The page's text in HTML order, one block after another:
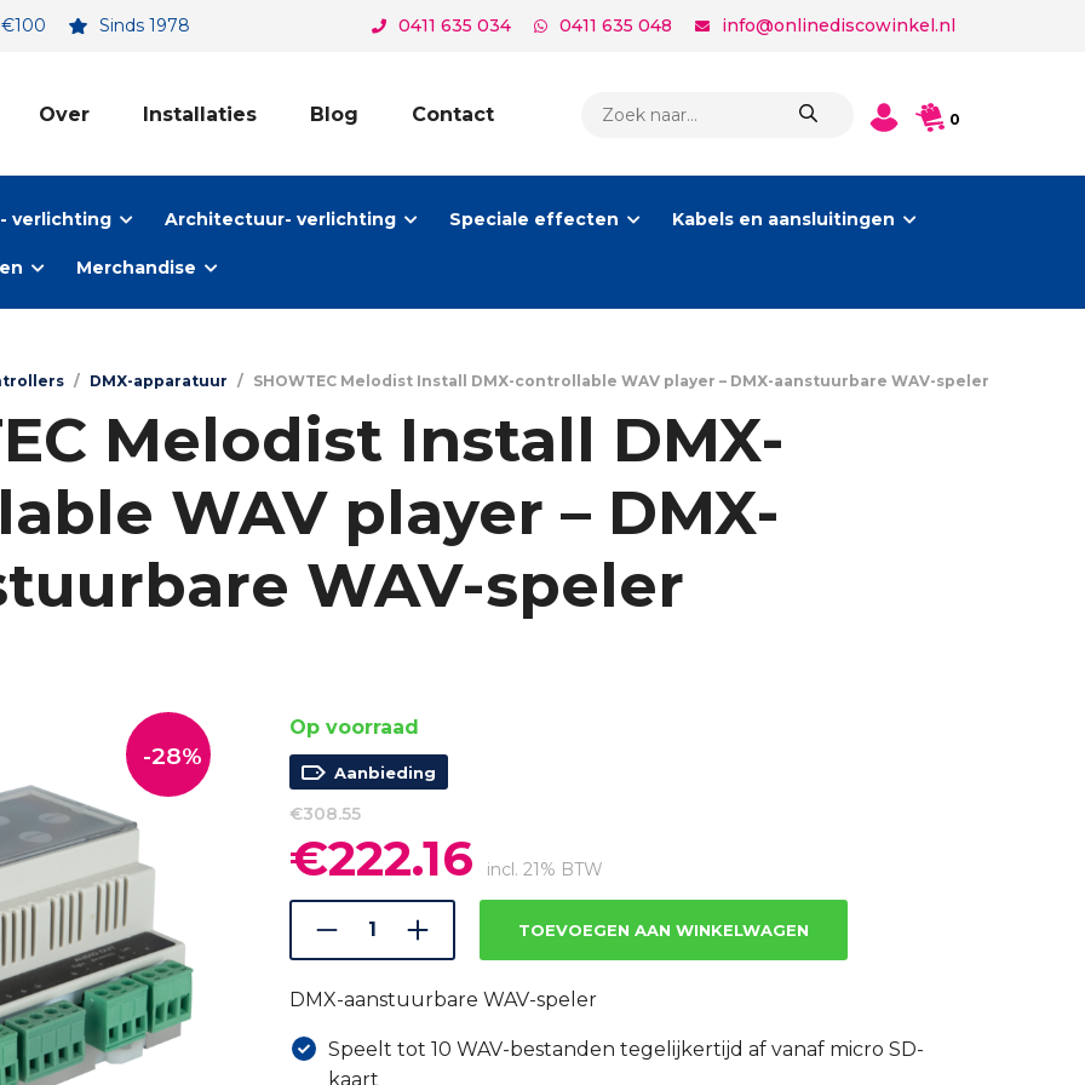
Sinds 1978 0411 635 034 0411 635 048 info@onlinediscowinkel.nl
Over Installaties Blog Contact
ZOEKEN
0
verlichting Architectuur- verlichting Speciale effecten Kabels en aansluitingen
Merchandise
/ DMX-apparatuur / SHOWTEC Melodist Install DMX-controllable WAV player – DMX-aanstuurbare WAV-speler
Melodist Install DMX-
WAV player – DMX-
WAV-speler
-28%
Op voorraad
Aanbieding
€308.55
Oorspronkelijke
prijs
was:
€308.55.
€222.16 prijs
is:
€222.16.
incl. 21% BTW
TOEVOEGEN AAN WINKELWAGEN
DMX-aanstuurbare WAV-speler
Speelt tot 10 WAV-bestanden tegelijkertijd af vanaf micro SD-
kaart